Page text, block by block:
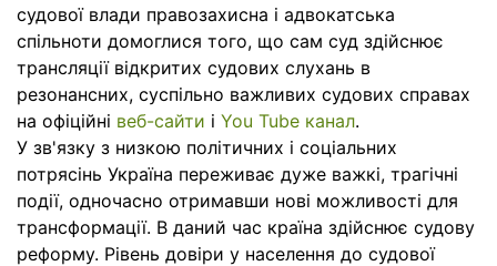
судової влади правозахисна і адвокатська
спільноти домоглися того, що сам суд здійснює
трансляції відкритих судових слухань в
резонансних, суспільно важливих судових справах
на офіційні веб-сайти і You Tube канал.
У зв'язку з низкою політичних і соціальних
потрясінь Україна переживає дуже важкі, трагічні
події, одночасно отримавши нові можливості для
трансформації. В даний час країна здійснює судову
реформу. Рівень довіри у населення до судової